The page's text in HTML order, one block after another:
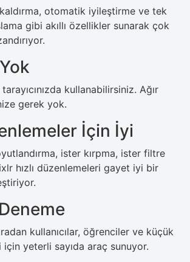
otomatik iyileştirme ve tek
gibi akıllı özellikler sunarak çok
kullanabilirsiniz. Ağır
gerek yok.
İçin İyi
ister kırpma, ister filtre
hızlı düzenlemeleri gayet iyi bir
kullanıcılar, öğrenciler ve küçük
yeterli sayıda araç sunuyor.